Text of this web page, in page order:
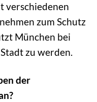
verschiedenen
zum Schutz
München bei
zu werden.
der